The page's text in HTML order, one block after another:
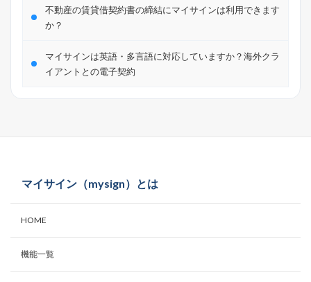
不動産の賃貸借契約書の締結にマイサインは利用できます
か？
マイサインは英語・多言語に対応していますか？海外クラ
イアントとの電子契約
マイサイン（mysign）とは
HOME
機能一覧